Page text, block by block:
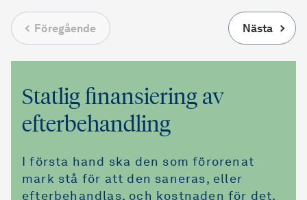
Föregående Nästa
Statlig finansiering av
efterbehandling
I första hand ska den som förorenat
mark stå för att den saneras, eller
efterbehandlas, och kostnaden för det.